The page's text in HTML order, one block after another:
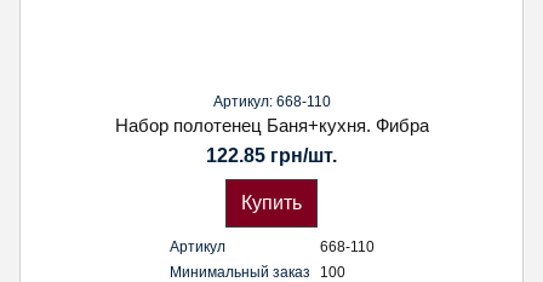
Артикул: 668-110
Набор полотенец Баня+кухня. Фибра
122.85 грн/шт.
Купить
Артикул
668-110
Минимальный заказ
100